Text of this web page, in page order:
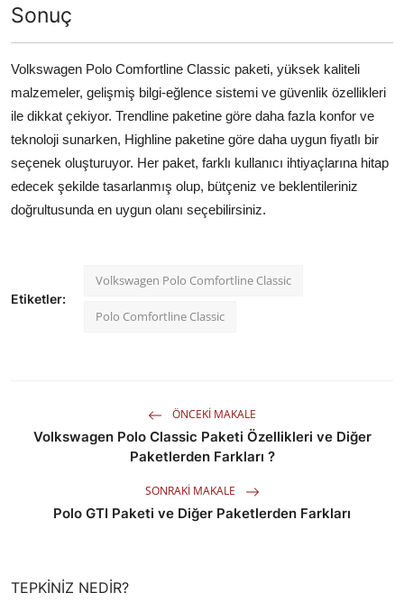
Sonuç
Volkswagen Polo Comfortline Classic paketi, yüksek kaliteli
malzemeler, gelişmiş bilgi-eğlence sistemi ve güvenlik özellikleri
ile dikkat çekiyor. Trendline paketine göre daha fazla konfor ve
teknoloji sunarken, Highline paketine göre daha uygun fiyatlı bir
seçenek oluşturuyor. Her paket, farklı kullanıcı ihtiyaçlarına hitap
edecek şekilde tasarlanmış olup, bütçeniz ve beklentileriniz
doğrultusunda en uygun olanı seçebilirsiniz.
Etiketler:
Volkswagen Polo Comfortline Classic
Polo Comfortline Classic
ÖNCEKI MAKALE
Volkswagen Polo Classic Paketi Özellikleri ve Diğer
Paketlerden Farkları ?
SONRAKI MAKALE
Polo GTI Paketi ve Diğer Paketlerden Farkları
TEPKINIZ NEDIR?